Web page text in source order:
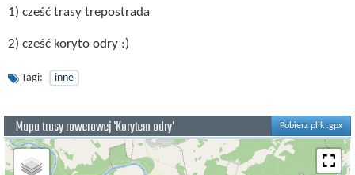
1) cześć trasy trepostrada
2) cześć koryto odry :)
Tagi: inne
Pobierz plik .gpx
Mapa trasy rowerowej 'Korytem odry'